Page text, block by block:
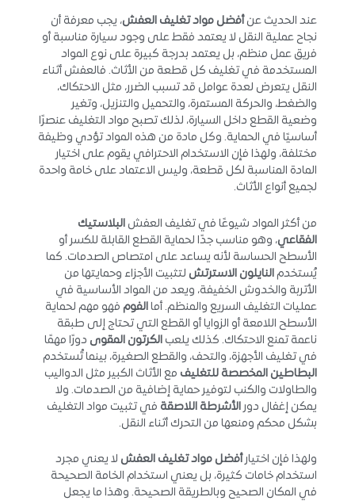
عند الحديث عنأفضل مواد تغليف العفش، يجب معرفة أن
نجاح عملية النقل لا يعتمد فقط على وجود سيارة مناسبة أو
فريق عمل منظم، بل يعتمد بدرجة كبيرة على نوع المواد
المستخدمة في تغليف كل قطعة من الأثاث. فالعفش أثناء
النقل يتعرض لعدة عوامل قد تسبب الضرر، مثل الاحتكاك،
والضغط، والحركة المستمرة، والتحميل والتنزيل، وتغير
وضعية القطع داخل السيارة، لذلك تصبح مواد التغليف عنصرًا
أساسيًا في الحماية. وكل مادة من هذه المواد تؤدي وظيفة
مختلفة، ولهذا فإن الاستخدام الاحترافي يقوم على اختيار
المادة المناسبة لكل قطعة، وليس الاعتماد على خامة واحدة
لجميع أنواع الأثاث.
من أكثر المواد شيوعًا في تغليف العفش البلاستيك
الفقاعي، وهو مناسب جدًا لحماية القطع القابلة للكسر أو
الأسطح الحساسة لأنه يساعد على امتصاص الصدمات. كما
يُستخدمالنايلون الاسترتش لتثبيت الأجزاء وحمايتها من
الأتربة والخدوش الخفيفة، ويعد من المواد الأساسية في
عمليات التغليف السريع والمنظم. أماالفوم فهو مهم لحماية
الأسطح اللامعة أو الزوايا أو القطع التي تحتاج إلى طبقة
ناعمة تمنع الاحتكاك. كذلك يلعب الكرتون المقوى دورًا مهمًا
في تغليف الأجهزة، والتحف، والقطع الصغيرة، بينما تُستخدم
البطاطين المخصصة للتغليف مع الأثاث الكبير مثل الدواليب
والطاولات والكنب لتوفير حماية إضافية من الصدمات. ولا
يمكن إغفال دور الأشرطة اللاصقة في تثبيت مواد التغليف
بشكل محكم ومنعها من التحرك أثناء النقل.
ولهذا فإن اختيارأفضل مواد تغليف العفش لا يعني مجرد
استخدام خامات كثيرة، بل يعني استخدام الخامة الصحيحة
في المكان الصحيح وبالطريقة الصحيحة. وهذا ما يجعل